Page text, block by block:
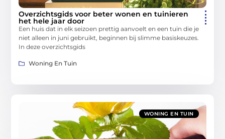
Overzichtsgids voor beter wonen en tuinieren
het hele jaar door
Een huis dat in elk seizoen prettig aanvoelt en een tuin die je
niet alleen in juni gebruikt, beginnen bij slimme basiskeuzes.
In deze overzichtsgids
Woning En Tuin
WONING EN TUIN